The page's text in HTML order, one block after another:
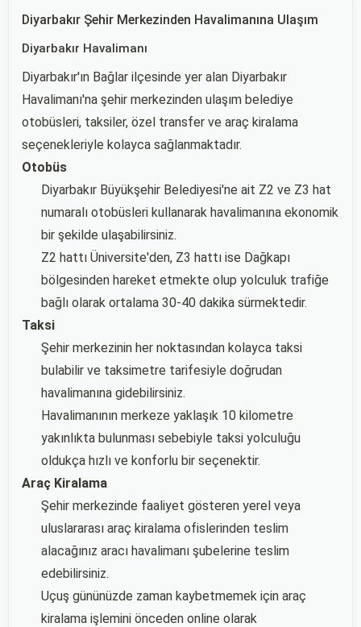
Diyarbakır Şehir Merkezinden Havalimanına Ulaşım
Diyarbakır Havalimanı
Diyarbakır'ın Bağlar ilçesinde yer alan Diyarbakır
Havalimanı'na şehir merkezinden ulaşım belediye
otobüsleri, taksiler, özel transfer ve araç kiralama
seçenekleriyle kolayca sağlanmaktadır.
Otobüs
Diyarbakır Büyükşehir Belediyesi'ne ait Z2 ve Z3 hat
numaralı otobüsleri kullanarak havalimanına ekonomik
bir şekilde ulaşabilirsiniz.
Z2 hattı Üniversite'den, Z3 hattı ise Dağkapı
bölgesinden hareket etmekte olup yolculuk trafiğe
bağlı olarak ortalama 30-40 dakika sürmektedir.
Taksi
Şehir merkezinin her noktasından kolayca taksi
bulabilir ve taksimetre tarifesiyle doğrudan
havalimanına gidebilirsiniz.
Havalimanının merkeze yaklaşık 10 kilometre
yakınlıkta bulunması sebebiyle taksi yolculuğu
oldukça hızlı ve konforlu bir seçenektir.
Araç Kiralama
Şehir merkezinde faaliyet gösteren yerel veya
uluslararası araç kiralama ofislerinden teslim
alacağınız aracı havalimanı şubelerine teslim
edebilirsiniz.
Uçuş gününüzde zaman kaybetmemek için araç
kiralama işlemini önceden online olarak